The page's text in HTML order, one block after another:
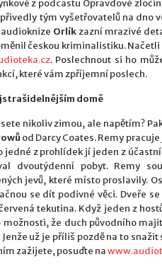
z podcastu Opravdové
tým vyšetřovatelů na dno
Orlíkzazní mrazivé
českou kriminalistiku.
. Poslechnout si ho
které vám zpříjemní poslech.
domě
nikoliv zimou, ale napětím?
od Darcy Coates. Remy
jedné z prohlídek jí jeden z
dvoutýdenní pobyt. Remy
jevů, které místo proslavily.
se dít podivné věci. Dveře
tekutina. Když jeden z
možnosti, že duch původního
už je příliš pozdě na to
zažijete, posuďte na